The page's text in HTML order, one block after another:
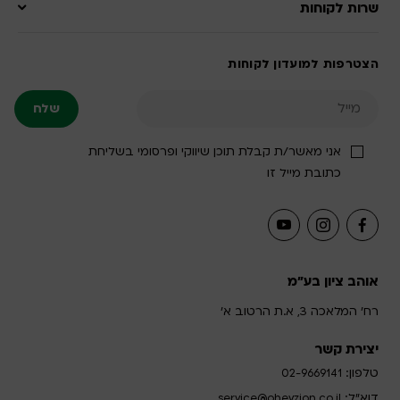
אוהב ציון בע"מ
רח' המלאכה 3, א.ת הרטוב א'
יצירת קשר
טלפון: 02-9669141
שרות לקוחות
הצטרפות למועדון לקוחות
אני מאשר/ת קבלת תוכן שיווקי ופרסומי בשליחת
כתובת מייל זו